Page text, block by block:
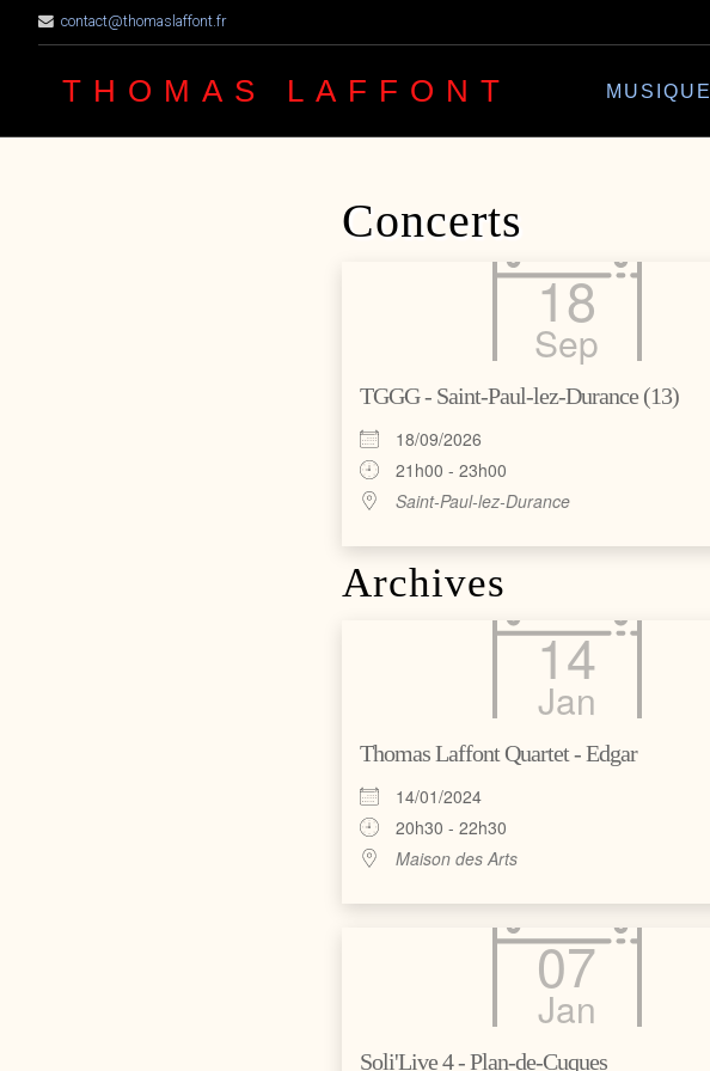
contact@thomaslaffont.fr
THOMAS LAFFONT MUSIQUE
Concerts
18
Sep
TGGG - Saint-Paul-lez-Durance (13)
18/09/2026
21h00 - 23h00
Saint-Paul-lez-Durance
Archives
14
Jan
Thomas Laffont Quartet - Edgar
14/01/2024
20h30 - 22h30
Maison des Arts
07
Jan
Soli'Live 4 - Plan-de-Cuques